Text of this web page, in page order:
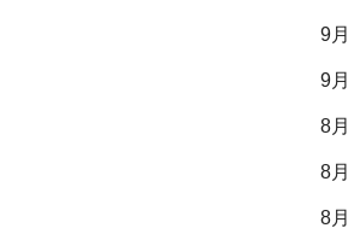
9月
9月
8月
8月
8月